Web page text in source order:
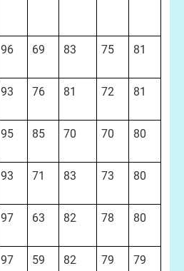
96 69 83 75 81
93 76 81 72 81
95 85 70 70 80
93 71 83 73 80
97 63 82 78 80
97 59 82 79 79